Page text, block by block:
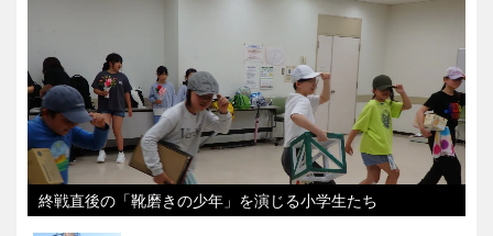
終戦直後の「靴磨きの少年」を演じる小学生たち